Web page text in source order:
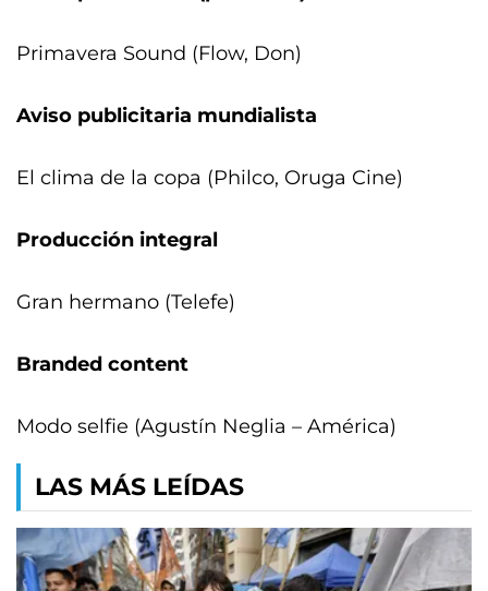
Primavera Sound (Flow, Don)
Aviso publicitaria mundialista
El clima de la copa (Philco, Oruga Cine)
Producción integral
Gran hermano (Telefe)
Branded content
Modo selfie (Agustín Neglia – América)
LAS MÁS LEÍDAS